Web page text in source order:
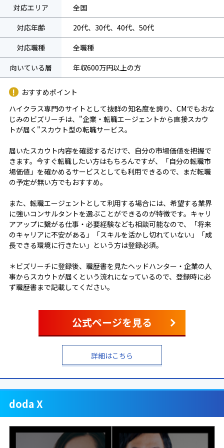
公式ページを見る
詳細はこちら
対応エリア
全国
対応年齢
20代、30代、40代、50代
対応職種
全職種
向いている層
年収600万円以上の方
おすすめポイント
ハイクラス専門のサイトとして抜群の知名度を誇り、CMでもおな
じみのビズリーチは、"企業・転職エージェントから直接スカウ
トが届く"スカウト型の転職サービス。
届いたスカウト内容を確認するだけで、自分の市場価値を把握で
きます。今すぐ転職したい方はもちろんですが、「自分の転職市
場価値」を確かめるサービスとしても利用できるので、まだ転職
の予定が無い方でもおすすめ。
また、転職エージェントとして利用する場合には、希望する業界
に強いコンサルタントを選ぶことができるのが特徴です。キャリ
アアップに繋がる仕事・必要経験なども相談可能なので、「将来
のキャリアに不安がある」「スキルを活かし切れていない」「成
長できる環境に行きたい」という方は登録必須。
＊ビズリーチに登録後、職歴書を見たヘッドハンター・企業の人
事からスカウトが届くという流れになっているので、登録時に必
ず職歴書まで記載してください。
doda X